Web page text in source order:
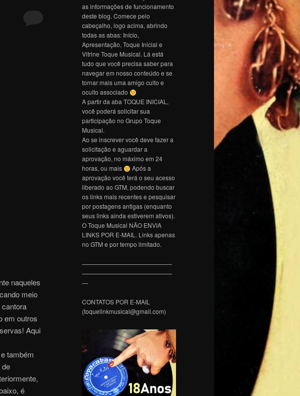
naqueles
meio
em outros
Aqui
também
de
é
as informações de funcionamento
deste blog. Comece pelo
cabeçalho, logo acima, abrindo
todas as abas: Início,
Apresentação, Toque Inicial e
Vitrine Toque Musical. Lá está
tudo que você precisa saber para
navegar em nosso conteúdo e se
tornar mais uma amigo culto e
oculto associado
A partir da aba TOQUE INICIAL,
você poderá solicitar sua
participação no Grupo Toque
Musical.
Ao se inscrever você deve fazer a
solicitação e aguardar a
aprovação, no máximo em 24
horas, ou mais
Após a
aprovação você terá o seu acesso
liberado ao GTM, podendo buscar
os links mais recentes e pesquisar
por postagens antigas (enquanto
seus links ainda estiverem ativos).
O Toque Musical NÃO ENVIA
LINKS POR E-MAIL. Links apenas
no GTM e por tempo limitado.
———————————————
———————————————
—
CONTATOS POR E-MAIL
(toquelinkmusical@gmail.com)